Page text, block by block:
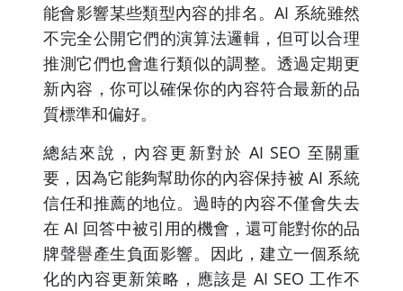
能會影響某些類型內容的排名。AI 系統雖然
不完全公開它們的演算法邏輯，但可以合理
推測它們也會進行類似的調整。透過定期更
新內容，你可以確保你的內容符合最新的品
質標準和偏好。
總結來說，內容更新對於 AI SEO 至關重
要，因為它能夠幫助你的內容保持被 AI 系統
信任和推薦的地位。過時的內容不僅會失去
在 AI 回答中被引用的機會，還可能對你的品
牌聲譽產生負面影響。因此，建立一個系統
化的內容更新策略，應該是 AI SEO 工作不